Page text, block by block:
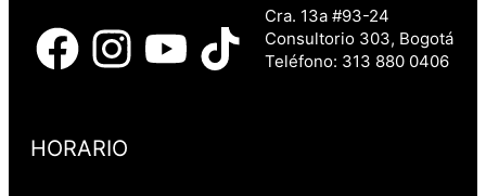
Cra. 13a #93-24
Consultorio 303, Bogotá
Teléfono: 313 880 0406
HORARIO